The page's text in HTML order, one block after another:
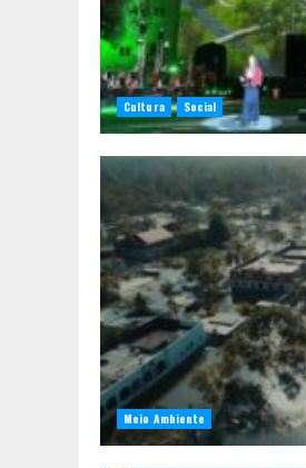
Cultura Social
Meio Ambiente